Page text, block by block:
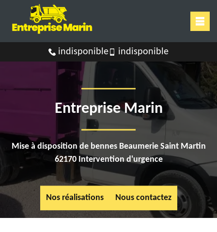
indisponible indisponible
Entreprise Marin
Mise à disposition de bennes Beaumerie Saint Martin
62170 Intervention d'urgence
Nos réalisations Nous contactez